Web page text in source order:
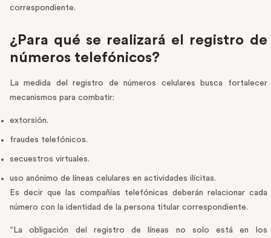
correspondiente.
¿Para qué se realizará el registro de
números telefónicos?
La medida del registro de números celulares busca fortalecer
mecanismos para combatir:
extorsión.
fraudes telefónicos.
secuestros virtuales.
uso anónimo de líneas celulares en actividades ilícitas.
Es decir que las compañías telefónicas deberán relacionar cada
número con la identidad de la persona titular correspondiente.
“La obligación del registro de líneas no solo está en los